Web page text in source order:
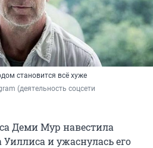
становится всё хуже
(деятельность соцсети
Деми Мур навестила
и ужаснулась его